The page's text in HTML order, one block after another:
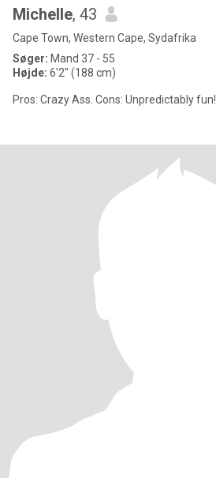
Michelle, 43
Cape Town, Western Cape, Sydafrika
Søger: Mand 37 - 55
Højde: 6'2" (188 cm)
Pros: Crazy Ass. Cons: Unpredictably fun!